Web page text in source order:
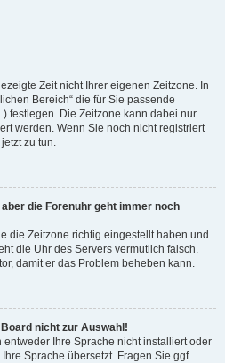
Zeit nicht Ihrer eigenen Zeitzone. In
Bereich“ die für Sie passende
festlegen. Die Zeitzone kann dabei nur
werden. Wenn Sie noch nicht registriert
zu tun.
die Forenuhr geht immer noch
die Zeitzone richtig eingestellt haben und
die Uhr des Servers vermutlich falsch.
damit er das Problem beheben kann.
nicht zur Auswahl!
Ihre Sprache nicht installiert oder
Sprache übersetzt. Fragen Sie ggf.